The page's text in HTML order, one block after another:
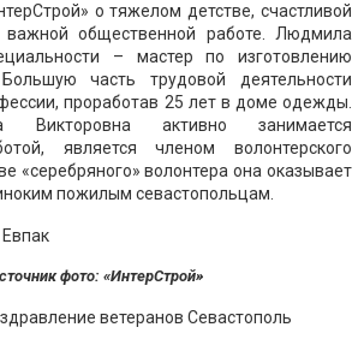
о тяжелом детстве, счастливой
общественной работе. Людмила
– мастер по изготовлению
часть трудовой деятельности
проработав 25 лет в доме одежды.
Викторовна активно занимается
является членом волонтерского
«серебряного» волонтера она оказывает
пожилым севастопольцам.
фото: «ИнтерСтрой»